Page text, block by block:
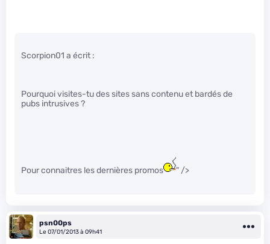
Scorpion01 a écrit :
Pourquoi visites-tu des sites sans contenu et bardés de
pubs intrusives ?
Pour connaitres les dernières promos " />
psn00ps
Le 07/01/2013 à 09h41